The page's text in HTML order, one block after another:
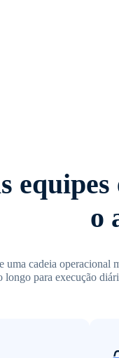
o
uma cadeia operacional
longo para execução